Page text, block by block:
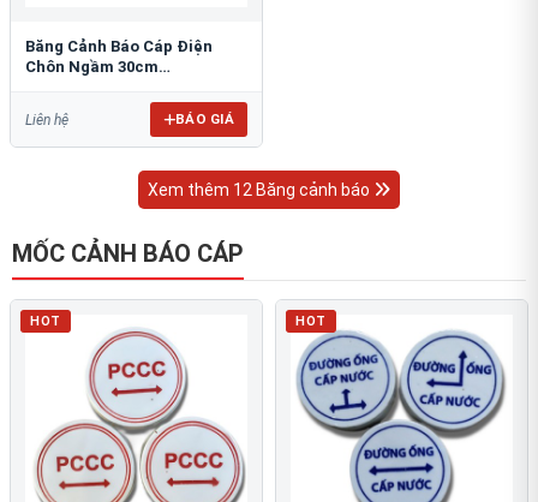
Băng Cảnh Báo Cáp Điện
Chôn Ngầm 30cm
Liên hệ BÁO GIÁ
Xem thêm 12 Băng cảnh báo
MỐC CẢNH BÁO CÁP
HOT HOT